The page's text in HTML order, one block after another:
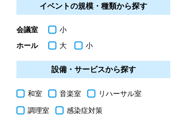
イベントの規模・種類から探す
会議室
小
ホール
大 小
設備・サービスから探す
和室 音楽室
リハーサル室
調理室
感染症対策